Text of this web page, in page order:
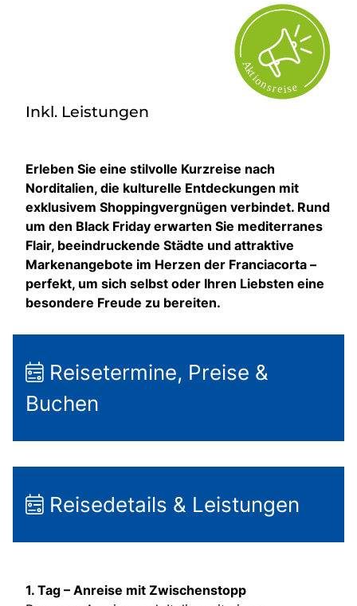
Inkl. Leistungen
Erleben Sie eine stilvolle Kurzreise nach
Norditalien, die kulturelle Entdeckungen mit
exklusivem Shoppingvergnügen verbindet. Rund
um den Black Friday erwarten Sie mediterranes
Flair, beeindruckende Städte und attraktive
Markenangebote im Herzen der Franciacorta –
perfekt, um sich selbst oder Ihren Liebsten eine
besondere Freude zu bereiten.
Reisetermine, Preise &
Buchen
Reisedetails & Leistungen
1. Tag – Anreise mit Zwischenstopp